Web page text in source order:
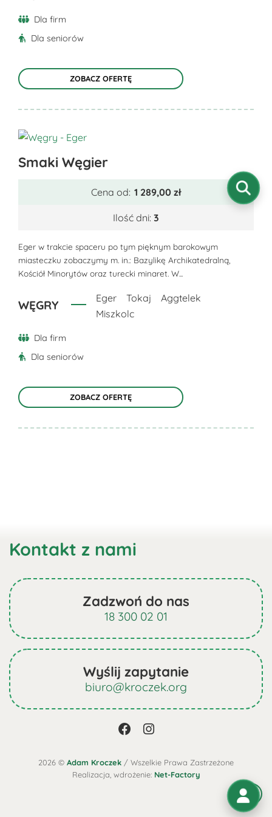
Dla firm
Dla seniorów
ZOBACZ OFERTĘ
produkt
można
wybrać
na
produktu
Smaki Węgier
Cena od: 1 289,00zł
Ilość dni: 3
Eger w trakcie spaceru po tym pięknym barokowym
miasteczku zobaczymy m. in.: Bazylikę Archikatedralną,
Kościół Minorytów oraz turecki minaret. W...
WĘGRY
Eger Tokaj
Aggtelek
Miszkolc
Dla firm
Dla seniorów
ZOBACZ OFERTĘ
Kontakt z nami
Zadzwoń do nas
18 300 02 01
Wyślij zapytanie
biuro@kroczek.org
2026 © Adam Kroczek / Wszelkie Prawa Zastrzeżone
Realizacja, wdrożenie: Net-Factory